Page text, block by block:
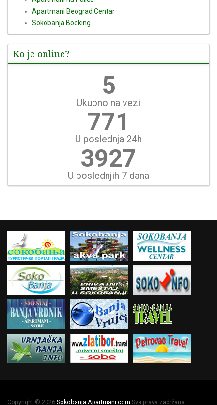
Apartmani Beograd Centar
Sokobanja Booking
Ko je online?
6
Ukupno na vezi
890
U poslednja 24h
4531
U poslednjih 7 dana
Copyright © 2026 Sokobanja Apartmani.com Sva prava zadržana.